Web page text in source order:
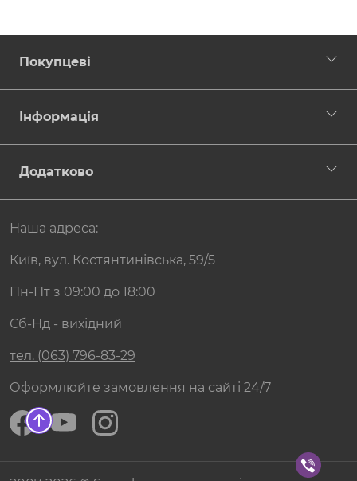
Покупцеві
Інформація
Додатково
Наша адреса:
Київ, вул. Костянтинівська, 59/5
Пн-Пт з 09:00 до 18:00
Сб-Нд - вихідний
тел. (063) 796-83-29
Оформлюйте замовлення на сайті 24/7